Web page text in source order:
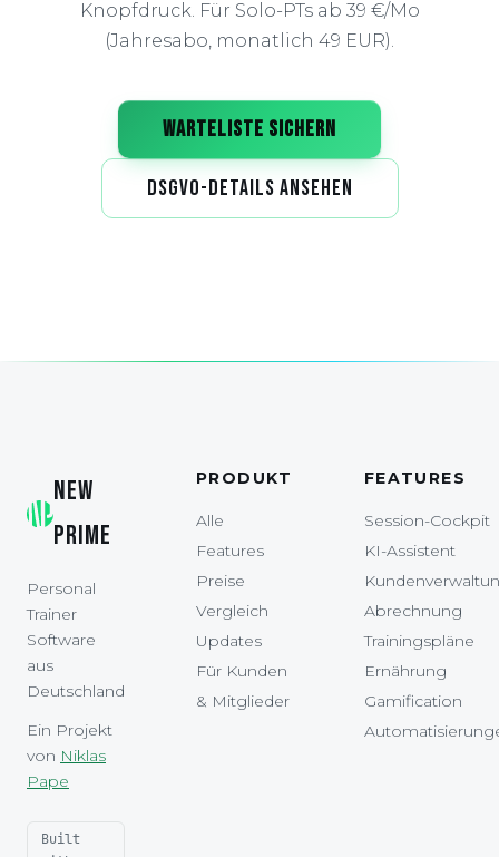
Knopfdruck. Für Solo-PTs ab 39 €/Mo
(Jahresabo, monatlich 49 EUR).
WARTELISTE SICHERN
DSGVO-DETAILS ANSEHEN
NEW
PRIME
Personal
Trainer
Software
aus
Deutschland
Ein Projekt
von Niklas
Pape
Built
PRODUKT
Alle
Features
Preise
Vergleich
Updates
Für Kunden
& Mitglieder
FEATURES
Session-Cockpit
KI-Assistent
Abrechnung
Trainingspläne
Ernährung
Gamification